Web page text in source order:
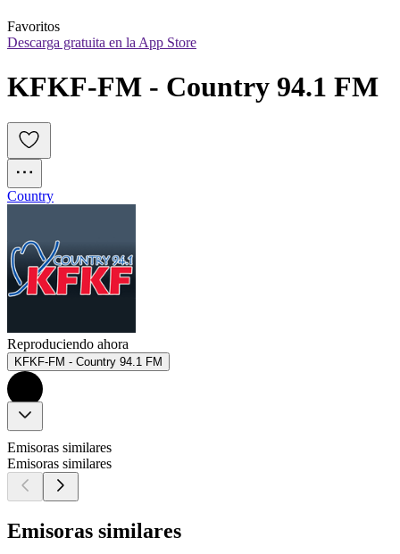
Favoritos
Descarga gratuita en la App Store
KFKF-FM - Country 94.1 FM
Country
Reproduciendo ahora
KFKF-FM - Country 94.1 FM
Emisoras similares
Emisoras similares
Emisoras similares